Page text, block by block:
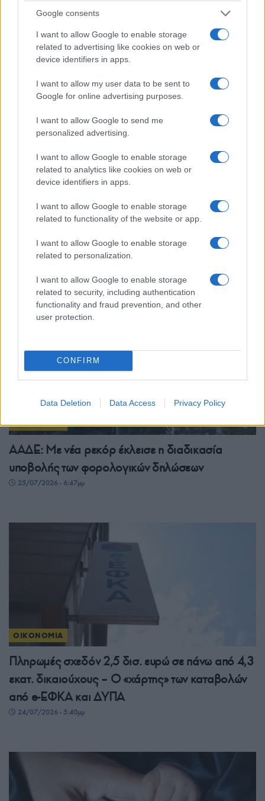
Google consents
I want to allow Google to enable storage
related to advertising like cookies on web or
device identifiers in apps.
I want to allow my user data to be sent to
Google for online advertising purposes.
I want to allow Google to send me
personalized advertising.
I want to allow Google to enable storage
related to analytics like cookies on web or
device identifiers in apps.
I want to allow Google to enable storage
related to functionality of the website or app.
I want to allow Google to enable storage
related to personalization.
I want to allow Google to enable storage
related to security, including authentication
functionality and fraud prevention, and other
user protection.
CONFIRM
Data Deletion Data Access Privacy Policy
Εξωδικαστικός μηχανισμός: Ανοίγει η πλατφόρμα
για χρέη από 5.000 ευρώ – Έως 420 δόσεις
26/07/2026 - 9:21πμ
Ρεύμα: Τα κίτρινα τιμολόγια κερδίζουν έδαφος –
Ακριβότερα τα μπλε, σταθερά τα πράσινα
ΟΙΚΟΝΟΜΙΑ
ΑΑΔΕ: Με νέα ρεκόρ έκλεισε η διαδικασία
υποβολής των φορολογικών δηλώσεων
25/07/2026 - 6:47μμ
ΟΙΚΟΝΟΜΙΑ
Πληρωμές σχεδόν 2,5 δισ. ευρώ σε πάνω από 4,3
εκατ. δικαιούχους – Ο «χάρτης» των καταβολών
από e-ΕΦΚΑ και ΔΥΠΑ
24/07/2026 - 5:40μμ